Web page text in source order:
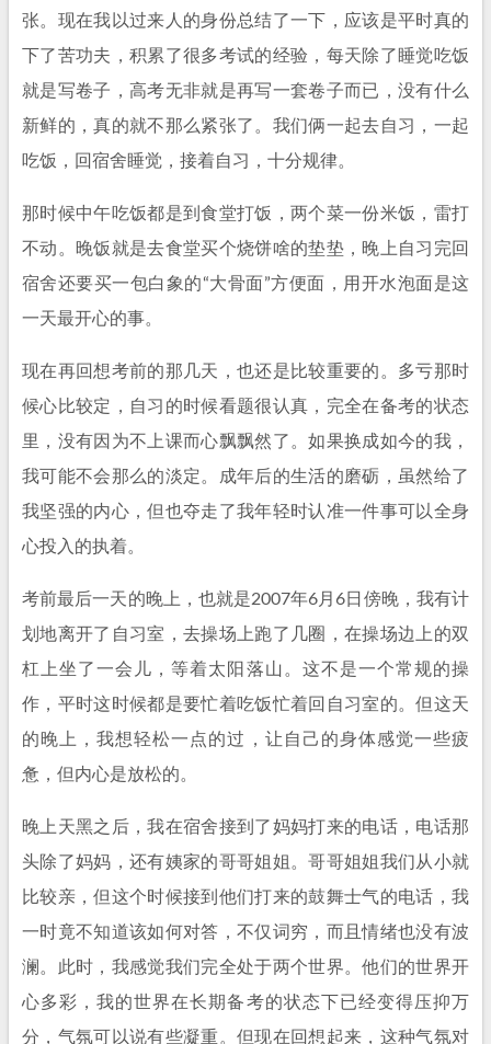
张。现在我以过来人的身份总结了一下，应该是平时真的
下了苦功夫，积累了很多考试的经验，每天除了睡觉吃饭
就是写卷子，高考无非就是再写一套卷子而已，没有什么
新鲜的，真的就不那么紧张了。我们俩一起去自习，一起
吃饭，回宿舍睡觉，接着自习，十分规律。
那时候中午吃饭都是到食堂打饭，两个菜一份米饭，雷打
不动。晚饭就是去食堂买个烧饼啥的垫垫，晚上自习完回
宿舍还要买一包白象的“大骨面”方便面，用开水泡面是这
一天最开心的事。
现在再回想考前的那几天，也还是比较重要的。多亏那时
候心比较定，自习的时候看题很认真，完全在备考的状态
里，没有因为不上课而心飘飘然了。如果换成如今的我，
我可能不会那么的淡定。成年后的生活的磨砺，虽然给了
我坚强的内心，但也夺走了我年轻时认准一件事可以全身
心投入的执着。
考前最后一天的晚上，也就是2007年6月6日傍晚，我有计
划地离开了自习室，去操场上跑了几圈，在操场边上的双
杠上坐了一会儿，等着太阳落山。这不是一个常规的操
作，平时这时候都是要忙着吃饭忙着回自习室的。但这天
的晚上，我想轻松一点的过，让自己的身体感觉一些疲
惫，但内心是放松的。
晚上天黑之后，我在宿舍接到了妈妈打来的电话，电话那
头除了妈妈，还有姨家的哥哥姐姐。哥哥姐姐我们从小就
比较亲，但这个时候接到他们打来的鼓舞士气的电话，我
一时竟不知道该如何对答，不仅词穷，而且情绪也没有波
澜。此时，我感觉我们完全处于两个世界。他们的世界开
心多彩，我的世界在长期备考的状态下已经变得压抑万
分，气氛可以说有些凝重。但现在回想起来，这种气氛对